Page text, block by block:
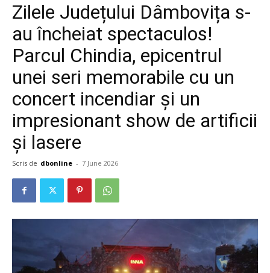
Zilele Județului Dâmbovița s-
au încheiat spectaculos!
Parcul Chindia, epicentrul
unei seri memorabile cu un
concert incendiar și un
impresionant show de artificii
și lasere
Scris de dbonline - 7 June 2026